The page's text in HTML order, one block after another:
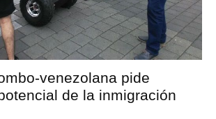
venezolana pide
de la inmigración